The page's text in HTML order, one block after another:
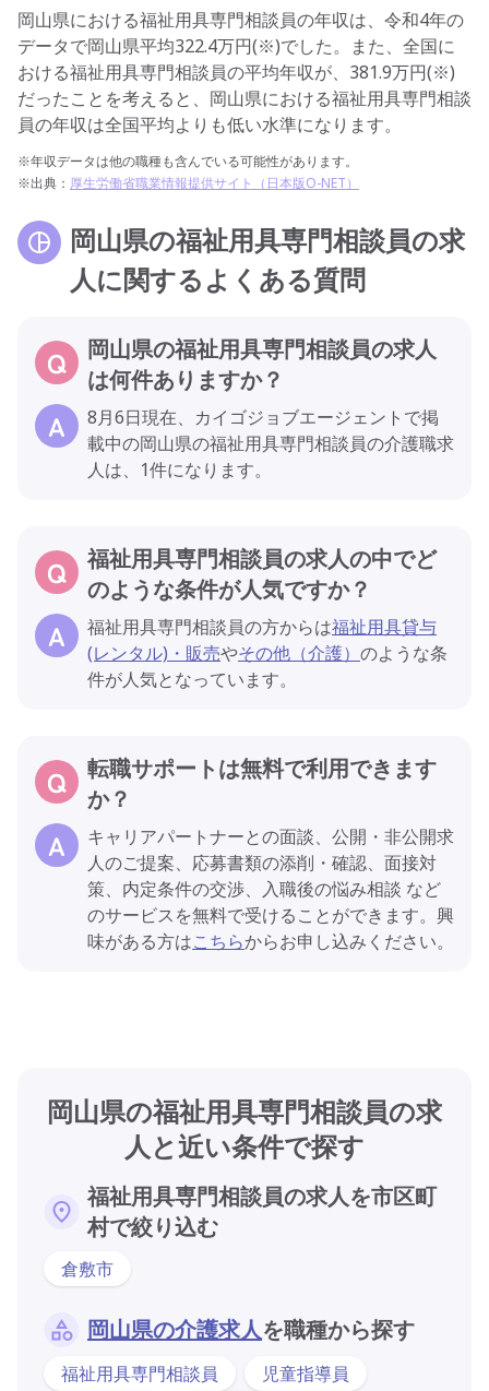
岡山県における福祉用具専門相談員の年収は、令和4年の
データで岡山県平均322.4万円(※)でした。また、全国に
おける福祉用具専門相談員の平均年収が、381.9万円(※)
だったことを考えると、岡山県における福祉用具専門相談
員の年収は全国平均よりも低い水準になります。
※年収データは他の職種も含んでいる可能性があります。
※出典： 厚生労働省職業情報提供サイト（日本版O-NET）
岡山県の福祉用具専門相談員の求
人に関するよくある質問
岡山県の福祉用具専門相談員の求人
は何件ありますか？
8月6日現在、カイゴジョブエージェントで掲
載中の岡山県の福祉用具専門相談員の介護職求
人は、1件になります。
福祉用具専門相談員の求人の中でど
のような条件が人気ですか？
福祉用具専門相談員の方からは福祉用具貸与
(レンタル)・販売やその他（介護） のような条
件が人気となっています。
転職サポートは無料で利用できます
か？
キャリアパートナーとの面談、公開・非公開求
人のご提案、応募書類の添削・確認、面接対
策、内定条件の交渉、入職後の悩み相談 など
のサービスを無料で受けることができます。興
味がある方はこちらからお申し込みください。
岡山県の福祉用具専門相談員の求
人と近い条件で探す
福祉用具専門相談員の求人を市区町
村で絞り込む
倉敷市
岡山県の介護求人を職種から探す
福祉用具専門相談員
児童指導員